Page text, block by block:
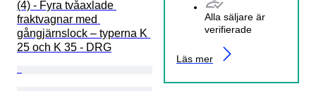
Alla säljare är
verifierade
Läs mer
(4) - Fyra tvåaxlade
fraktvagnar med
gångjärnslock – typerna K
25 och K 35 - DRG